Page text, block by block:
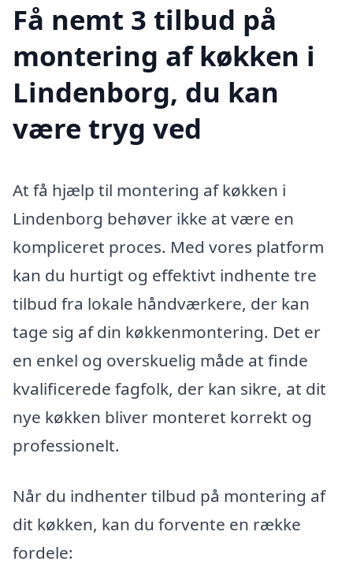
Få nemt 3 tilbud på
montering af køkken i
Lindenborg, du kan
være tryg ved
At få hjælp til montering af køkken i
Lindenborg behøver ikke at være en
kompliceret proces. Med vores platform
kan du hurtigt og effektivt indhente tre
tilbud fra lokale håndværkere, der kan
tage sig af din køkkenmontering. Det er
en enkel og overskuelig måde at finde
kvalificerede fagfolk, der kan sikre, at dit
nye køkken bliver monteret korrekt og
professionelt.
Når du indhenter tilbud på montering af
dit køkken, kan du forvente en række
fordele: